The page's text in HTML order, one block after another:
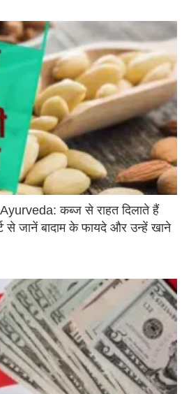
कब्ज से राहत दिलाते हैं
से जानें बादाम के फायदे और उन्हें खाने